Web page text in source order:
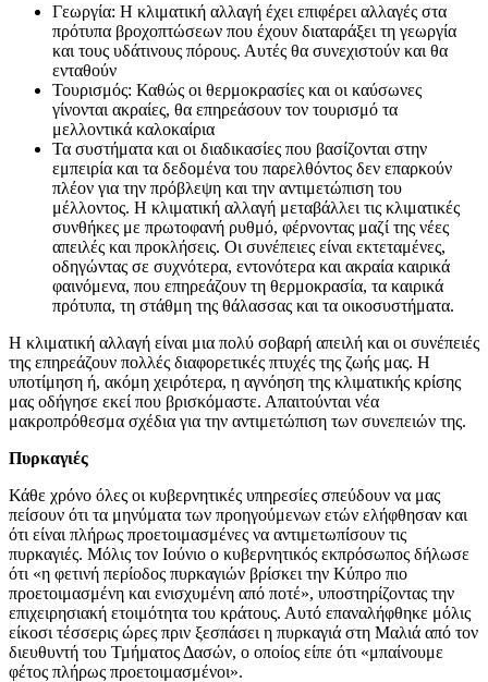
Γεωργία: Η κλιματική αλλαγή έχει επιφέρει αλλαγές στα
πρότυπα βροχοπτώσεων που έχουν διαταράξει τη γεωργία
και τους υδάτινους πόρους. Αυτές θα συνεχιστούν και θα
ενταθούν
Τουρισμός: Καθώς οι θερμοκρασίες και οι καύσωνες
γίνονται ακραίες, θα επηρεάσουν τον τουρισμό τα
μελλοντικά καλοκαίρια
Τα συστήματα και οι διαδικασίες που βασίζονται στην
εμπειρία και τα δεδομένα του παρελθόντος δεν επαρκούν
πλέον για την πρόβλεψη και την αντιμετώπιση του
μέλλοντος. Η κλιματική αλλαγή μεταβάλλει τις κλιματικές
συνθήκες με πρωτοφανή ρυθμό, φέρνοντας μαζί της νέες
απειλές και προκλήσεις. Οι συνέπειες είναι εκτεταμένες,
οδηγώντας σε συχνότερα, εντονότερα και ακραία καιρικά
φαινόμενα, που επηρεάζουν τη θερμοκρασία, τα καιρικά
πρότυπα, τη στάθμη της θάλασσας και τα οικοσυστήματα.
Η κλιματική αλλαγή είναι μια πολύ σοβαρή απειλή και οι συνέπειές
της επηρεάζουν πολλές διαφορετικές πτυχές της ζωής μας. Η
υποτίμηση ή, ακόμη χειρότερα, η αγνόηση της κλιματικής κρίσης
μας οδήγησε εκεί που βρισκόμαστε. Απαιτούνται νέα
μακροπρόθεσμα σχέδια για την αντιμετώπιση των συνεπειών της.
Πυρκαγιές
Κάθε χρόνο όλες οι κυβερνητικές υπηρεσίες σπεύδουν να μας
πείσουν ότι τα μηνύματα των προηγούμενων ετών ελήφθησαν και
ότι είναι πλήρως προετοιμασμένες να αντιμετωπίσουν τις
πυρκαγιές. Μόλις τον Ιούνιο ο κυβερνητικός εκπρόσωπος δήλωσε
ότι «η φετινή περίοδος πυρκαγιών βρίσκει την Κύπρο πιο
προετοιμασμένη και ενισχυμένη από ποτέ», υποστηρίζοντας την
επιχειρησιακή ετοιμότητα του κράτους. Αυτό επαναλήφθηκε μόλις
είκοσι τέσσερις ώρες πριν ξεσπάσει η πυρκαγιά στη Μαλιά από τον
διευθυντή του Τμήματος Δασών, ο οποίος είπε ότι «μπαίνουμε
φέτος πλήρως προετοιμασμένοι».